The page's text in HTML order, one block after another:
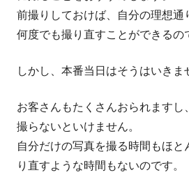
前撮りしておけば、自分の理想
何度でも撮り直すことができるの
しかし、本番当日はそうはいきま
お客さんもたくさんおられます
撮らないといけません。
自分だけの写真を撮る時間もほ
り直すような時間もないのです。